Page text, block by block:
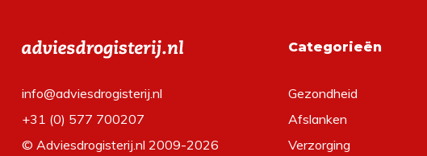
info@adviesdrogisterij.nl
+31 (0) 577 700207
© Adviesdrogisterij.nl 2009-2026
Categorieën
Gezondheid
Afslanken
Verzorging